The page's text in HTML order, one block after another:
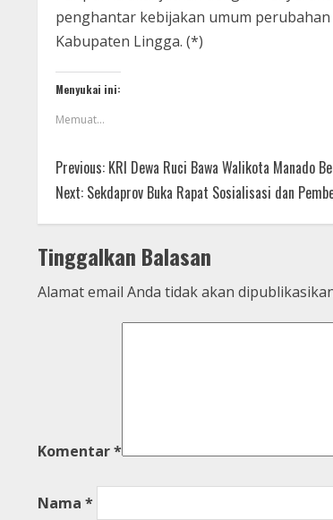
penghantar kebijakan umum perubahan
Kabupaten Lingga. (*)
Menyukai ini:
Memuat...
Previous: KRI Dewa Ruci Bawa Walikota Manado
Next: Sekdaprov Buka Rapat Sosialisasi dan
Tinggalkan Balasan
Alamat email Anda tidak akan
Komentar*
Nama *